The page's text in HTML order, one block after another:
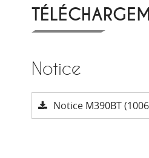
Notice
Notice M390BT